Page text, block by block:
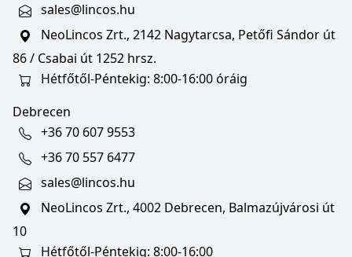
sales@lincos.hu
NeoLincos Zrt., 2142 Nagytarcsa, Petőfi Sándor út
86 / Csabai út 1252 hrsz.
Hétfőtől-Péntekig: 8:00-16:00 óráig
Debrecen
+36 70 607 9553
+36 70 557 6477
sales@lincos.hu
NeoLincos Zrt., 4002 Debrecen, Balmazújvárosi út
10
Hétfőtől-Péntekig: 8:00-16:00